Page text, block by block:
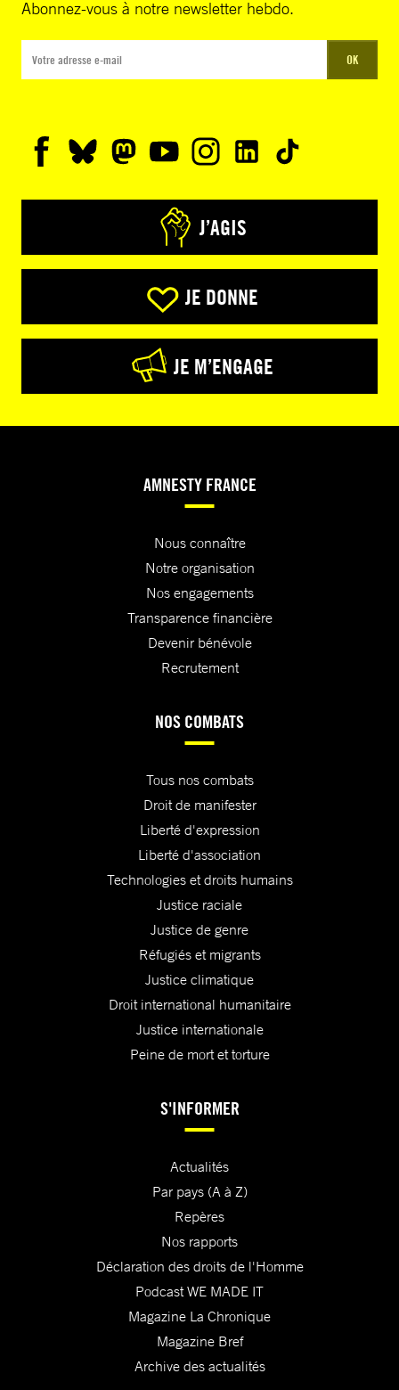
Abonnez-vous à notre newsletter hebdo.
OK
J’AGIS
JE DONNE
JE M’ENGAGE
AMNESTY FRANCE
Nous connaître
Notre organisation
Nos engagements
Transparence financière
Devenir bénévole
Recrutement
NOS COMBATS
Tous nos combats
Droit de manifester
Liberté d'expression
Liberté d'association
Technologies et droits humains
Justice raciale
Justice de genre
Réfugiés et migrants
Justice climatique
Droit international humanitaire
Justice internationale
Peine de mort et torture
S'INFORMER
Actualités
Par pays (A à Z)
Repères
Nos rapports
Déclaration des droits de l'Homme
Podcast WE MADE IT
Magazine La Chronique
Magazine Bref
Archive des actualités